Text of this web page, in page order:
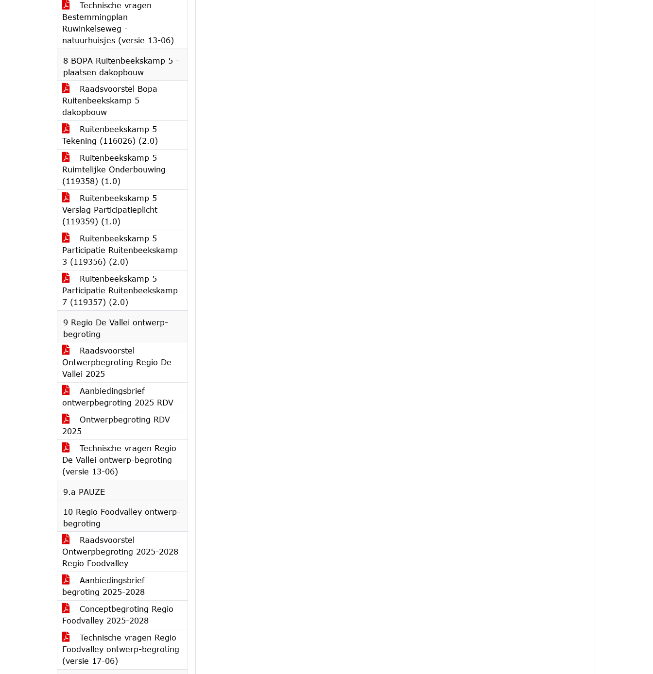
Technische vragen
Bestemmingplan
Ruwinkelseweg -
natuurhuisjes (versie 13-06)
8 BOPA Ruitenbeekskamp 5 -
plaatsen dakopbouw
Raadsvoorstel Bopa
Ruitenbeekskamp 5
dakopbouw
Ruitenbeekskamp 5
Tekening (116026) (2.0)
Ruitenbeekskamp 5
Ruimtelijke Onderbouwing
(119358) (1.0)
Ruitenbeekskamp 5
Verslag Participatieplicht
(119359) (1.0)
Ruitenbeekskamp 5
Participatie Ruitenbeekskamp
3 (119356) (2.0)
Ruitenbeekskamp 5
Participatie Ruitenbeekskamp
7 (119357) (2.0)
9 Regio De Vallei ontwerp-
begroting
Raadsvoorstel
Ontwerpbegroting Regio De
Vallei 2025
Aanbiedingsbrief
ontwerpbegroting 2025 RDV
Ontwerpbegroting RDV
2025
Technische vragen Regio
De Vallei ontwerp-begroting
(versie 13-06)
9.a PAUZE
10 Regio Foodvalley ontwerp-
begroting
Raadsvoorstel
Ontwerpbegroting 2025-2028
Regio Foodvalley
Aanbiedingsbrief
begroting 2025-2028
Conceptbegroting Regio
Foodvalley 2025-2028
Technische vragen Regio
Foodvalley ontwerp-begroting
(versie 17-06)